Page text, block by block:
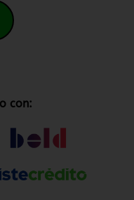
con: